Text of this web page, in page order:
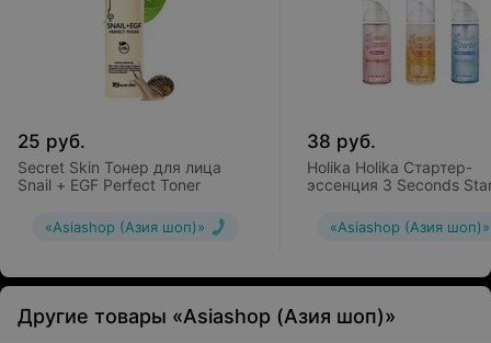
25 руб.
Secret Skin Тонер для лица
Snail + EGF Perfect Toner
«Asiashop (Азия шоп)»
38 руб.
Holika Holika Стартер-
эссенция 3 Seconds
«Asiashop (Азия шоп)»
Другие товары «Asiashop (Азия шоп)»